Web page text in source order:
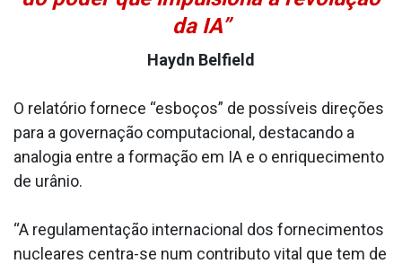
da IA”
Haydn Belfield
O relatório fornece “esboços” de possíveis direções
para a governação computacional, destacando a
analogia entre a formação em IA e o enriquecimento
de urânio.
“A regulamentação internacional dos fornecimentos
nucleares centra-se num contributo vital que tem de